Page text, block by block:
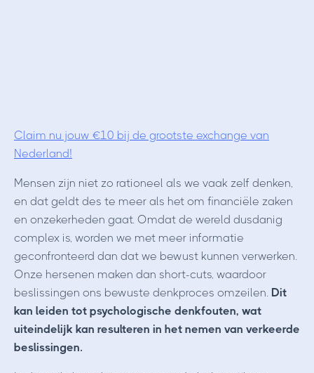
Claim nu jouw €10 bij de grootste exchange van
Nederland!
Mensen zijn niet zo rationeel als we vaak zelf denken,
en dat geldt des te meer als het om financiële zaken
en onzekerheden gaat. Omdat de wereld dusdanig
complex is, worden we met meer informatie
geconfronteerd dan dat we bewust kunnen verwerken.
Onze hersenen maken dan short-cuts, waardoor
beslissingen ons bewuste denkproces omzeilen. Dit
kan leiden tot psychologische denkfouten, wat
uiteindelijk kan resulteren in het nemen van verkeerde
beslissingen.